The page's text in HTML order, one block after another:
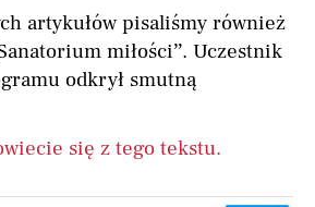
artykułów pisaliśmy również
miłości”. Uczestnik
odkrył smutną
się z tego tekstu.